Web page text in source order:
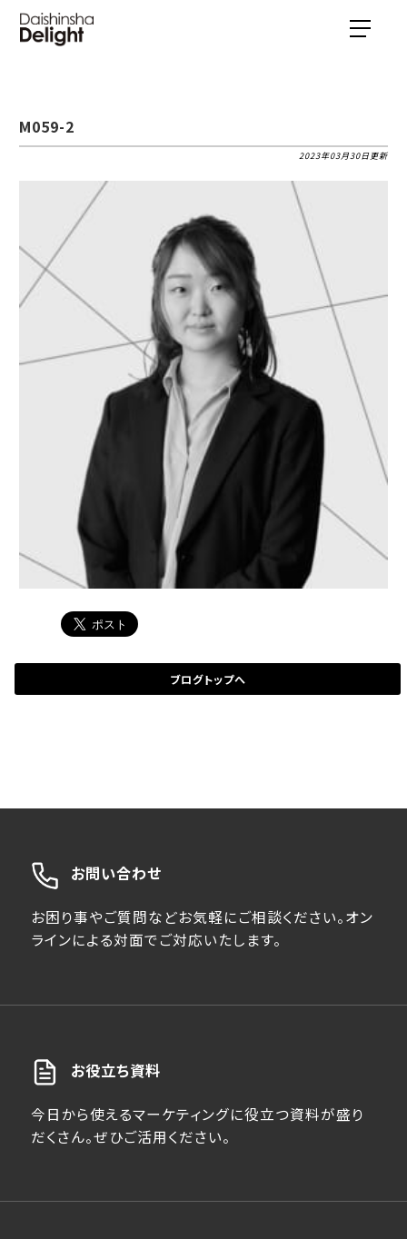
M059-2
2023年03月30日更新
ブログトップへ
お問い合わせ
お困り事やご質問などお気軽にご相談ください。オン
ラインによる対面でご対応いたします。
お役立ち資料
今日から使えるマーケティングに役立つ資料が盛り
だくさん。ぜひご活用ください。